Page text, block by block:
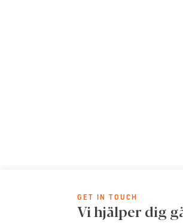
GET IN TOUCH
Vi hjälper dig